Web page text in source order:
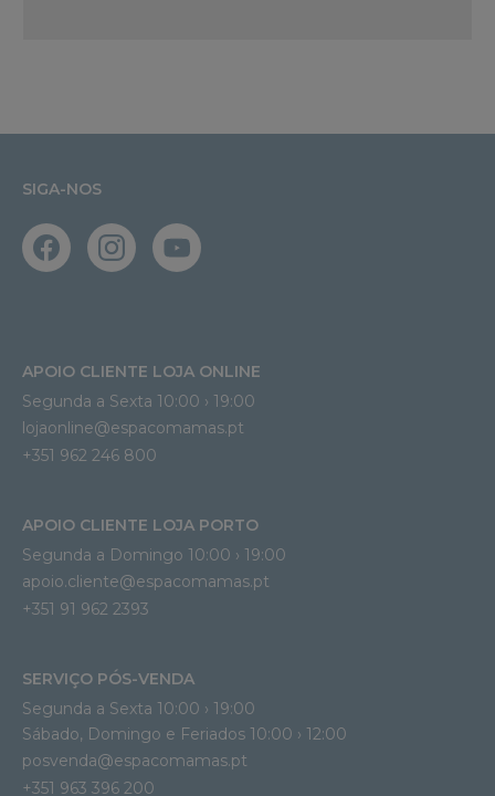
SIGA-NOS
APOIO CLIENTE LOJA ONLINE
Segunda a Sexta 10:00 › 19:00
lojaonline@espacomamas.pt
+351 962 246 800
APOIO CLIENTE LOJA PORTO
Segunda a Domingo 10:00 › 19:00
apoio.cliente@espacomamas.pt
+351 91 962 2393
SERVIÇO PÓS-VENDA
Segunda a Sexta 10:00 › 19:00
Sábado, Domingo e Feriados 10:00 › 12:00
posvenda@espacomamas.pt
+351 963 396 200